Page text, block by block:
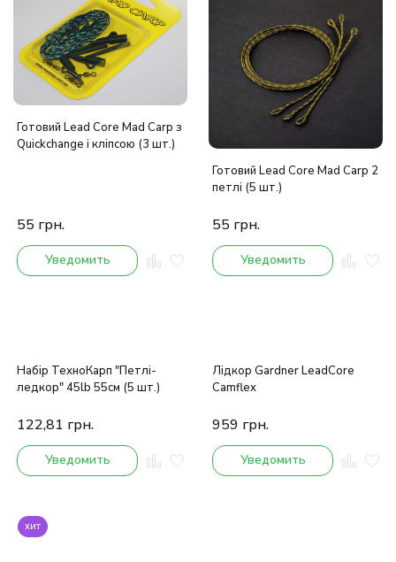
Готовий Lead Core Mad Carp з
Quickchange і кліпсою (3 шт.)
55 грн.
Уведомить
Готовий Lead Core Mad Carp 2
петлі (5 шт.)
55 грн.
Уведомить
Набір ТехноКарп "Петлі-
ледкор" 45lb 55см (5 шт.)
122,81 грн.
Уведомить
Лідкор Gardner LeadCore
Camflex
959 грн.
Уведомить
хит